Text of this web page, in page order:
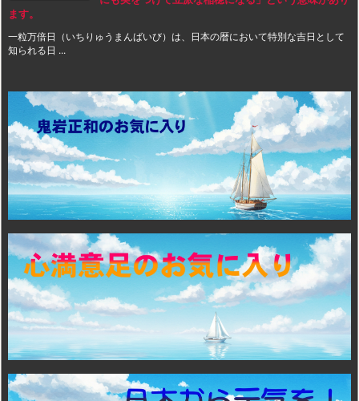
ます。
一粒万倍日（いちりゅうまんばいび）は、日本の暦において特別な吉日として
知られる日 ...